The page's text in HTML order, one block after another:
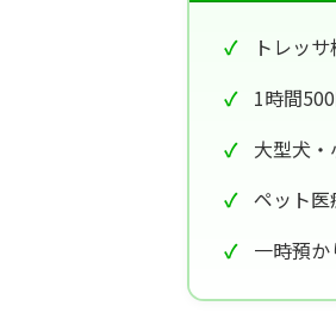
トレッ
1時間
大型犬
ペット
一時預